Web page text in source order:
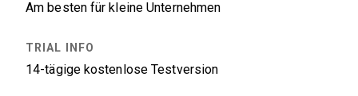
Am besten für kleine Unternehmen
14-tägige kostenlose Testversion